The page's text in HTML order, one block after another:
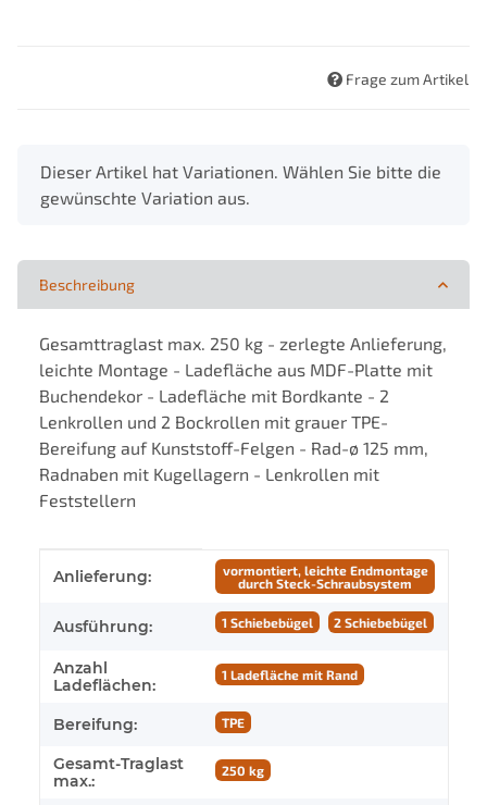
Frage zum Artikel
x
Dieser Artikel hat Variationen. Wählen Sie bitte die
gewünschte Variation aus.
Beschreibung
Gesamttraglast max. 250 kg - zerlegte Anlieferung,
leichte Montage - Ladefläche aus MDF-Platte mit
Buchendekor - Ladefläche mit Bordkante - 2
Lenkrollen und 2 Bockrollen mit grauer TPE-
Bereifung auf Kunststoff-Felgen - Rad-ø 125 mm,
Radnaben mit Kugellagern - Lenkrollen mit
Feststellern
Produkteigenschaft
Wert
Anlieferung:
vormontiert, leichte Endmontage
durch Steck-Schraubsystem
Ausführung: 1 Schiebebügel 2 Schiebebügel
Anzahl
Ladeflächen:
1 Ladefläche mit Rand
Bereifung: TPE
Gesamt-Traglast
max.:
250 kg